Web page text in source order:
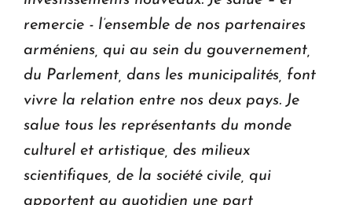
remercie - l’ensemble de nos partenaires
arméniens, qui au sein du gouvernement,
du Parlement, dans les municipalités, font
vivre la relation entre nos deux pays. Je
salue tous les représentants du monde
culturel et artistique, des milieux
scientifiques, de la société civile, qui
apportent au quotidien une part